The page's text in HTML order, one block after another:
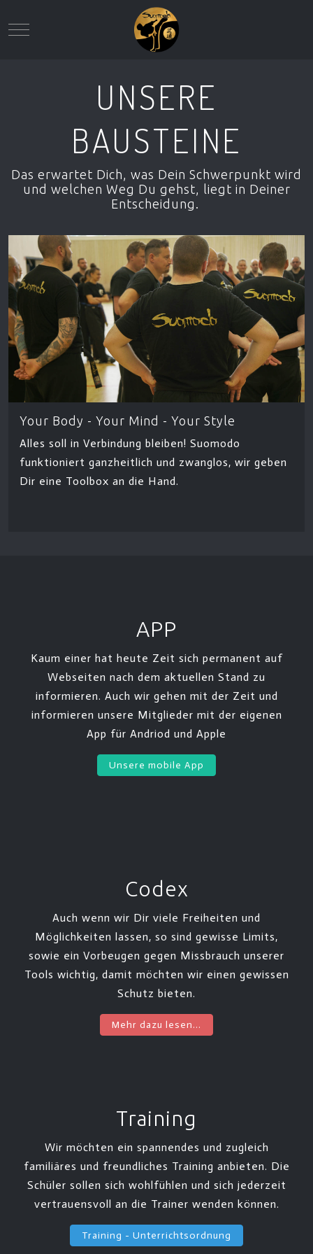
Mobile Menu Toggle
UNSERE
BAUSTEINE
Das erwartet Dich, was Dein Schwerpunkt wird
und welchen Weg Du gehst, liegt in Deiner
Entscheidung.
Your Body - Your Mind - Your Style
Alles soll in Verbindung bleiben! Suomodo
funktioniert ganzheitlich und zwanglos, wir geben
Dir eine Toolbox an die Hand.
APP
Kaum einer hat heute Zeit sich permanent auf
Webseiten nach dem aktuellen Stand zu
informieren. Auch wir gehen mit der Zeit und
informieren unsere Mitglieder mit der eigenen
App für Andriod und Apple
Unsere mobile App
Codex
Auch wenn wir Dir viele Freiheiten und
Möglichkeiten lassen, so sind gewisse Limits,
sowie ein Vorbeugen gegen Missbrauch unserer
Tools wichtig, damit möchten wir einen gewissen
Schutz bieten.
Mehr dazu lesen...
Training
Wir möchten ein spannendes und zugleich
familiäres und freundliches Training anbieten. Die
Schüler sollen sich wohlfühlen und sich jederzeit
vertrauensvoll an die Trainer wenden können.
Training - Unterrichtsordnung